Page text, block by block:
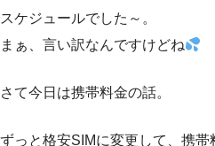
スケジュールでした～。
まぁ、言い訳なんですけどね
さて今日は携帯料金の話。
ずっと格安SIMに変更して、携帯